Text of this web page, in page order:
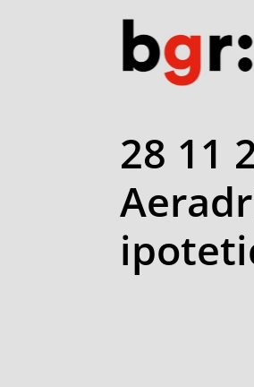
28 11